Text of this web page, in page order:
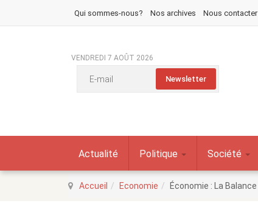
Qui sommes-nous? Nos archives Nous contacter
VENDREDI 7 AOÛT 2026
Actualité Politique Société
Accueil Economie Économie : La